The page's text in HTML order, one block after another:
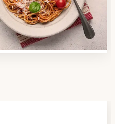
besten zu Ihnen passt.
einen Überblick über die